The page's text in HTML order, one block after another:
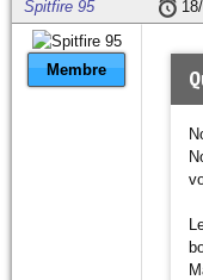
Spitfire 95
Membre